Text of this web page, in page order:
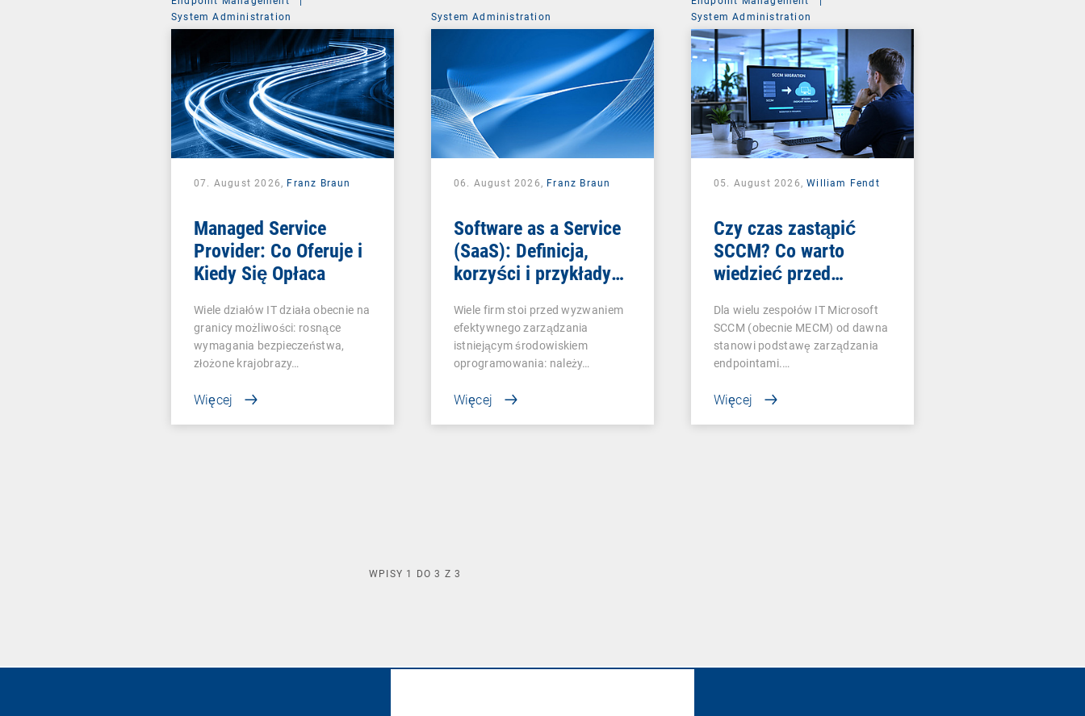
System Administration
07. August 2026, Franz Braun
Managed Service
Provider: Co Oferuje i
Kiedy Się Opłaca
Wiele działów IT działa obecnie na
granicy możliwości: rosnące
wymagania bezpieczeństwa,
złożone krajobrazy…
Więcej
System Administration
06. August 2026, Franz Braun
Software as a Service
(SaaS): Definicja,
korzyści i przykłady
Wiele firm stoi przed wyzwaniem
efektywnego zarządzania
istniejącym środowiskiem
oprogramowania: należy…
Więcej
System Administration
05. August 2026,William Fendt
Czy czas zastąpić
SCCM? Co warto
wiedzieć przed
zmianie
Dla wielu zespołów IT Microsoft
SCCM (obecnie MECM) od dawna
stanowi podstawę zarządzania
endpointami.…
Więcej
WPISY 1 DO3 Z3